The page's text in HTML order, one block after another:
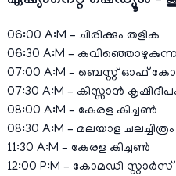
06:00 A:M – ചിരിക്കും തളിക
06:30 A:M –
07:00 A:M – ബെസ്റ്റ് ഓഫ്
07:30 A:M – കിസ്സാന്‍
08:00 A:M – കേരള കിച്ചണ്‍
08:30 A:M – മലയാള
11:30 A:M – കേരള കിച്ചണ്‍
12:00 P:M – കോമഡി